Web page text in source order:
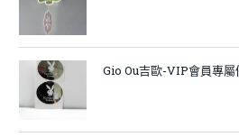
Gio Ou吉歐-VIP會員專